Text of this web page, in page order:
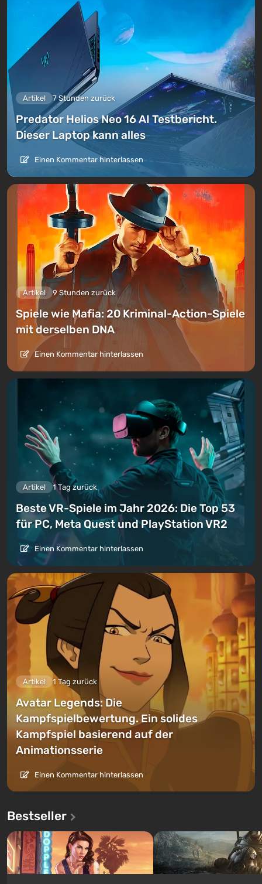
Artikel 7 Stunden zurück
Predator Helios Neo 16 AI Testbericht.
Dieser Laptop kann alles
Einen Kommentar hinterlassen
Artikel 9 Stunden zurück
Spiele wie Mafia: 20 Kriminal-Action-Spiele
mit derselben DNA
Einen Kommentar hinterlassen
Artikel 1 Tag zurück
Beste VR-Spiele im Jahr 2026: Die Top 53
für PC, Meta Quest und PlayStation VR2
Einen Kommentar hinterlassen
Artikel 1 Tag zurück
Avatar Legends: Die
Kampfspielbewertung. Ein solides
Kampfspiel basierend auf der
Animationsserie
Einen Kommentar hinterlassen
Bestseller